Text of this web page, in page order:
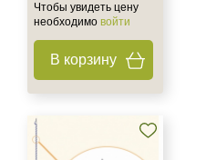
Чтобы увидеть цену
необходимо войти
В корзину